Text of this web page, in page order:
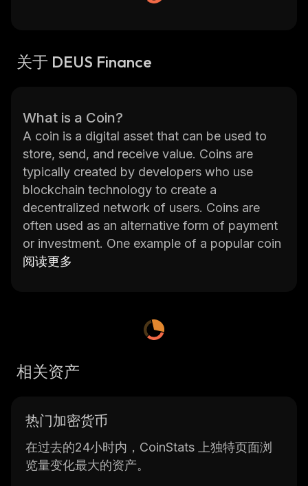
关于 DEUS Finance
What is a Coin?
A coin is a digital asset that can be used to
store, send, and receive value. Coins are
typically created by developers who use
blockchain technology to create a
decentralized network of users. Coins are
often used as an alternative form of payment
or investment. One example of a popular coin
is DEUS Finance (DEUS). DEUS Finance is a
more. The platform is powered by the
contracts for secure transactions.
platform's various markets. Users can also
stake their coins in order to earn additional
rewards over time. Furthermore, DEUS
Finance allows users to borrow funds from
阅读更多
相关资产
热门加密货币
在过去的24小时内，CoinStats 上独特页面浏
览量变化最大的资产。